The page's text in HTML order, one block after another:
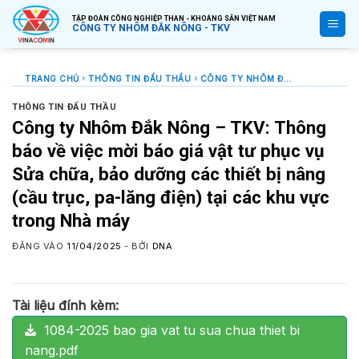
Bỏ
qua
nội
TẬP ĐOÀN CÔNG NGHIỆP THAN - KHOÁNG SẢN VIỆT NAM
CÔNG TY NHÔM ĐẮK NÔNG - TKV
TRANG CHỦ THÔNG TIN ĐẤU THẦU CÔNG TY NHÔM ĐẮK NÔNG – TKV: THÔNG BÁO VỀ VIỆC MỜI BÁO GIÁ VẬT TƯ PHỤC VỤ SỬA CHỮA, BẢO DƯỠNG CÁC THIẾT BỊ NÂNG (CẦU TRỤC, PA-LĂNG ĐIỆN) TẠI CÁC KHU VỰC TRONG NHÀ MÁY
THÔNG TIN ĐẤU THẦU
Công ty Nhôm Đắk Nông – TKV: Thông
báo về việc mời báo giá vật tư phục vụ
Sửa chữa, bảo dưỡng các thiết bị nâng
(cầu trục, pa-lăng điện) tại các khu vực
trong Nhà máy
ĐĂNG VÀO 11/04/2025 - BỞI DNA
Tài liệu đính kèm:
1084-2025 bao gia vat tu sua chua thiet bi
nang.pdf